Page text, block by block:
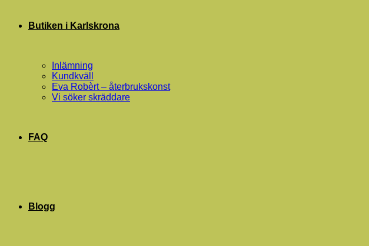
Butiken i Karlskrona
Inlämning
Kundkväll
Eva Robèrt – återbrukskonst
Vi söker skräddare
FAQ
Blogg